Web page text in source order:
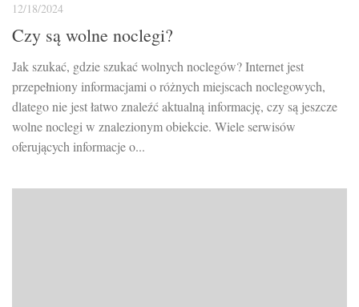
12/18/2024
Czy są wolne noclegi?
Jak szukać, gdzie szukać wolnych noclegów? Internet jest
przepełniony informacjami o różnych miejscach noclegowych,
dlatego nie jest łatwo znaleźć aktualną informację, czy są jeszcze
wolne noclegi w znalezionym obiekcie. Wiele serwisów
oferujących informacje o...